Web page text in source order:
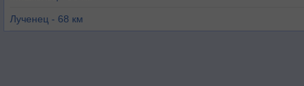
Лученец - 68 км